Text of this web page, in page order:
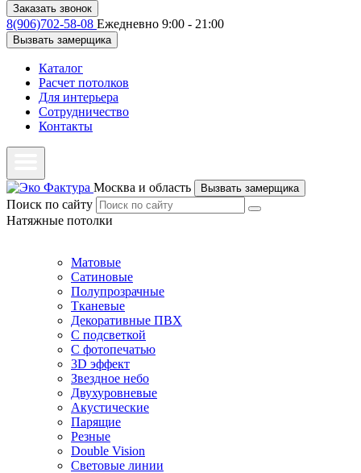
Заказать звонок
8(906)702-58-08 Ежедневно 9:00 - 21:00
Вызвать замерщика
Каталог
Расчет потолков
Для интерьера
Сотрудничество
Контакты
Москва и область Вызвать замерщика
Поиск по сайту
Натяжные потолки
Матовые
Сатиновые
Полупрозрачные
Тканевые
Декоративные ПВХ
С подсветкой
С фотопечатью
3D эффект
Звездное небо
Двухуровневые
Акустические
Парящие
Резные
Double Vision
Световые линии